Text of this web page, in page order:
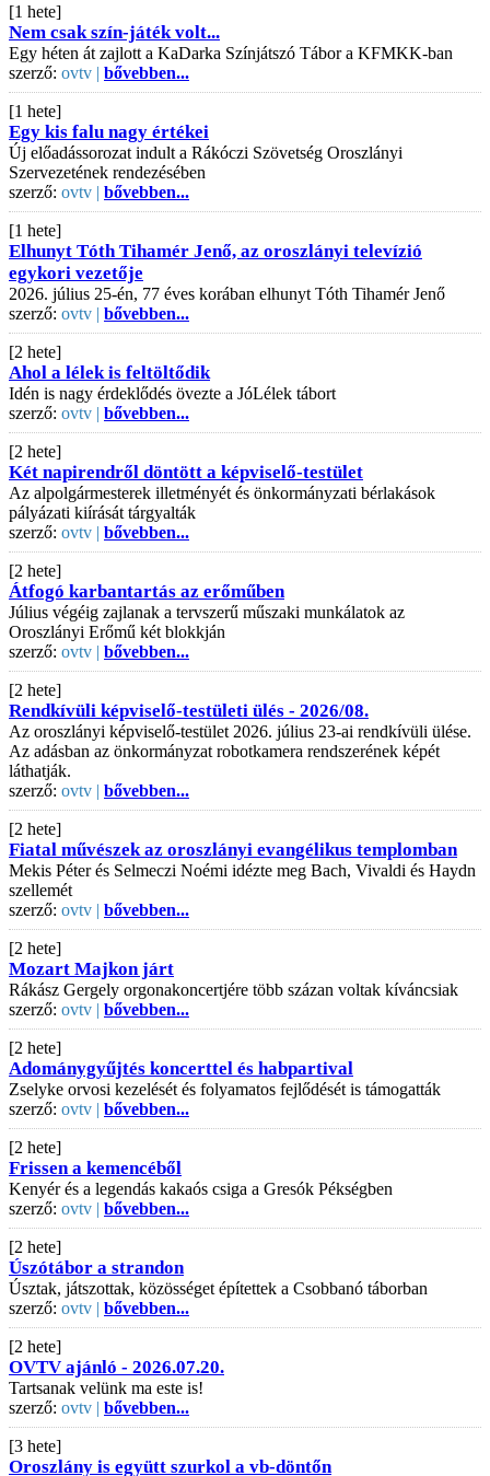
[1 hete]
Nem csak szín-játék volt...
Egy héten át zajlott a KaDarka Színjátszó Tábor a KFMKK-ban
szerző: ovtv | bővebben...
[1 hete]
Egy kis falu nagy értékei
Új előadássorozat indult a Rákóczi Szövetség Oroszlányi
Szervezetének rendezésében
szerző: ovtv | bővebben...
[1 hete]
Elhunyt Tóth Tihamér Jenő, az oroszlányi televízió
egykori vezetője
2026. július 25-én, 77 éves korában elhunyt Tóth Tihamér Jenő
szerző: ovtv | bővebben...
[2 hete]
Ahol a lélek is feltöltődik
Idén is nagy érdeklődés övezte a JóLélek tábort
szerző: ovtv | bővebben...
[2 hete]
Két napirendről döntött a képviselő-testület
Az alpolgármesterek illetményét és önkormányzati bérlakások
pályázati kiírását tárgyalták
szerző: ovtv | bővebben...
[2 hete]
Átfogó karbantartás az erőműben
Július végéig zajlanak a tervszerű műszaki munkálatok az
Oroszlányi Erőmű két blokkján
szerző: ovtv | bővebben...
[2 hete]
Rendkívüli képviselő-testületi ülés - 2026/08.
Az oroszlányi képviselő-testület 2026. július 23-ai rendkívüli ülése.
Az adásban az önkormányzat robotkamera rendszerének képét
láthatják.
szerző: ovtv | bővebben...
[2 hete]
Fiatal művészek az oroszlányi evangélikus templomban
Mekis Péter és Selmeczi Noémi idézte meg Bach, Vivaldi és Haydn
szellemét
szerző: ovtv | bővebben...
[2 hete]
Mozart Majkon járt
Rákász Gergely orgonakoncertjére több százan voltak kíváncsiak
szerző: ovtv | bővebben...
[2 hete]
Adománygyűjtés koncerttel és habpartival
Zselyke orvosi kezelését és folyamatos fejlődését is támogatták
szerző: ovtv | bővebben...
[2 hete]
Frissen a kemencéből
Kenyér és a legendás kakaós csiga a Gresók Pékségben
szerző: ovtv | bővebben...
[2 hete]
Úszótábor a strandon
Úsztak, játszottak, közösséget építettek a Csobbanó táborban
szerző: ovtv | bővebben...
[2 hete]
OVTV ajánló - 2026.07.20.
Tartsanak velünk ma este is!
szerző: ovtv | bővebben...
[3 hete]
Oroszlány is együtt szurkol a vb-döntőn